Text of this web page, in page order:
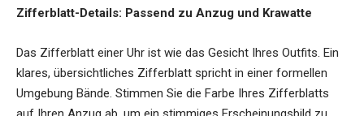
Zifferblatt-Details: Passend zu Anzug und Krawatte
Das Zifferblatt einer Uhr ist wie das Gesicht Ihres Outfits. Ein
klares, übersichtliches Zifferblatt spricht in einer formellen
Umgebung Bände. Stimmen Sie die Farbe Ihres Zifferblatts